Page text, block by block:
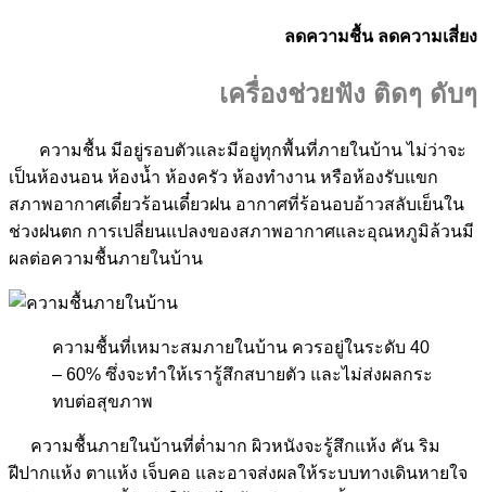
ลดความชื้น ลดความเสี่ยง
เครื่องช่วยฟัง ติดๆ ดับๆ
ความชื้น มีอยู่รอบตัวและมีอยู่ทุกพื้นที่ภายในบ้าน ไม่ว่าจะ
เป็นห้องนอน ห้องน้ำ ห้องครัว ห้องทำงาน หรือห้องรับแขก
สภาพอากาศเดี๋ยวร้อนเดี๋ยวฝน อากาศที่ร้อนอบอ้าวสลับเย็นใน
ช่วงฝนตก การเปลี่ยนแปลงของสภาพอากาศและอุณหภูมิล้วนมี
ผลต่อความชื้นภายในบ้าน
ความชื้นที่เหมาะสมภายในบ้าน ควรอยู่ในระดับ 40
– 60% ซึ่งจะทำให้เรารู้สึกสบายตัว และไม่ส่งผลกระ
ทบต่อสุขภาพ
ความชื้นภายในบ้านที่ต่ำมาก ผิวหนังจะรู้สึกแห้ง คัน ริม
ฝีปากแห้ง ตาแห้ง เจ็บคอ และอาจส่งผลให้ระบบทางเดินหายใจ